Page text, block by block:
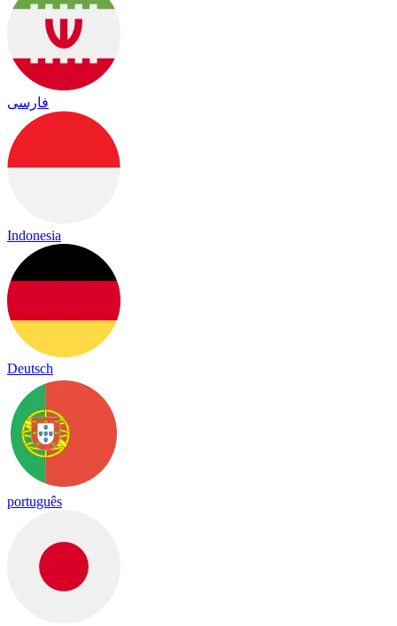
فارسی
Indonesia
Deutsch
português